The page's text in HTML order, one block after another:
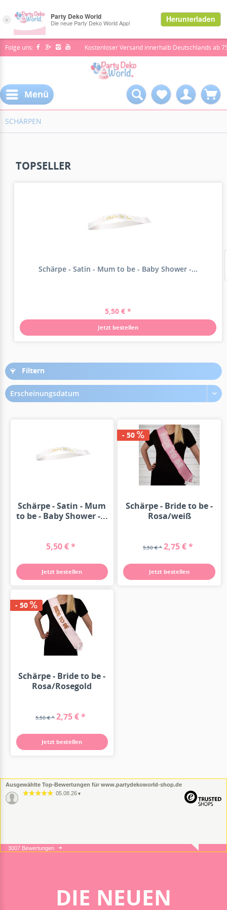
Folge uns: Kostenloser Versand innerhalb Deutschlands ab
Menü
SCHÄRPEN
TOPSELLER
Schärpe - Satin - Mum to be - Baby Shower -...
5,50 € *
Jetzt bestellen
Filtern
Erscheinungsdatum
Schärpe - Satin - Mum
to be - Baby Shower -...
5,50 € *
Jetzt bestellen
- 50
Schärpe - Bride to be -
Rosa/weiß
5,50 € * 2,75 € *
Jetzt bestellen
- 50
Schärpe - Bride to be -
Rosa/Rosegold
5,50 € * 2,75 € *
Jetzt bestellen
Ausgewählte Top-Bewertungen für www.partydekoworld-shop.de
05.08.26 ▼
05.08.26▼
3007 Bewertungen
DIE NEUEN